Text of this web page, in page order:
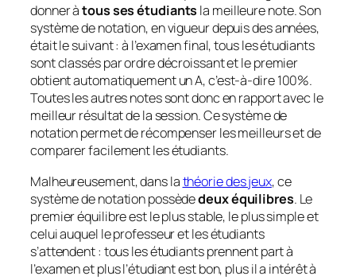
donner àtous ses étudiants la meilleure note. Son
système de notation, en vigueur depuis des années,
était le suivant : à l’examen final, tous les étudiants
sont classés par ordre décroissant et le premier
obtient automatiquement un A, c’est-à-dire 100%.
Toutes les autres notes sont donc en rapport avec le
meilleur résultat de la session. Ce système de
notation permet de récompenser les meilleurs et de
comparer facilement les étudiants.
Malheureusement, dans lathéorie des jeux, ce
système de notation possèdedeux équilibres. Le
premier équilibre est le plus stable, le plus simple et
celui auquel le professeur et les étudiants
s’attendent : tous les étudiants prennent part à
l’examen et plus l’étudiant est bon, plus il a intérêt à